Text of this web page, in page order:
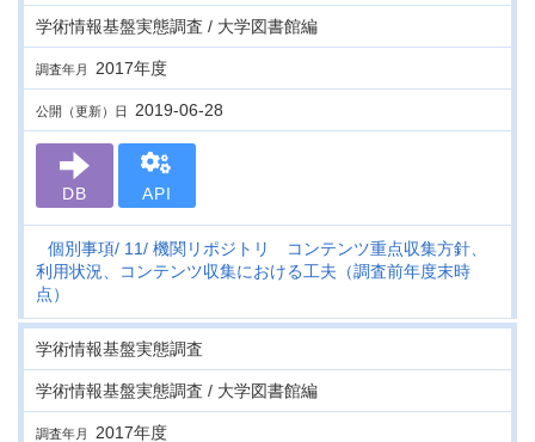
学術情報基盤実態調査 / 大学図書館編
調査年月 2017年度
公開（更新）日 2019-06-28
DB API
個別事項 11 機関リポジトリ コンテンツ重点収集方針、
利用状況、コンテンツ収集における工夫（調査前年度末時
点）
学術情報基盤実態調査
学術情報基盤実態調査 / 大学図書館編
調査年月 2017年度